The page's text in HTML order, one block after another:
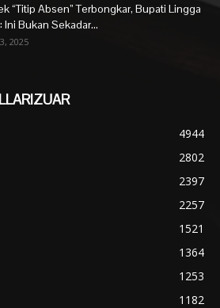
“Titip Absen” Terbongkar, Bupati Lingga
Ini Bukan Sekadar...
2025
4944
2802
2397
2257
1521
1364
1253
1182